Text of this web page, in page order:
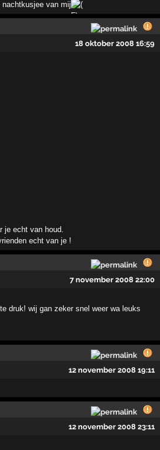
van mij
18 oktober 2008 16:59
je echt van houd.
echt van je !
7 november 2008 22:00
druk! wij gan zeker snel weer wa leuks
12 november 2008 19:11
12 november 2008 23:11